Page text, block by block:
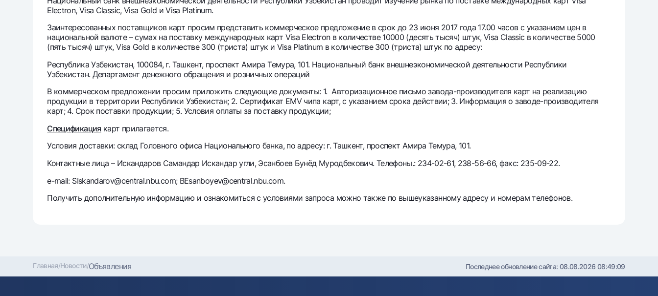
Денежные переводы Курсы валют
Эскроу-cчёт
Тарифы
Акции
Мобильное приложение Milliy
Часто задаваемые вопросы
Ищите по сайту
Найти
Полезные ссылки
Следите за нами в соцсетях
1344
Electron, Visa Classic, Visa Gold и Visa Platinum.
Заинтересованных поставщиков карт просим представить коммерческое предложение в срок до 23 июня 2017 года 17.00 часов с указанием цен в
национальной валюте – сумах на поставку международных карт Visa Electron в количестве 10000 (десять тысяч) штук, Visa Classic в количестве 5000
(пять тысяч) штук, Visa Gold в количестве 300 (триста) штук и Visa Platinum в количестве 300 (триста) штук по адресу:
Республика Узбекистан, 100084, г. Ташкент, проспект Амира Темура, 101. Национальный банк внешнеэкономической деятельности Республики
Узбекистан. Департамент денежного обращения и розничных операций
В коммерческом предложении просим приложить следующие документы: 1. Авторизационное письмо завода-производителя карт на реализацию
продукции в территории Республики Узбекистан; 2. Сертификат EMV чипа карт, с указанием срока действии; 3. Информация о заводе-производителя
карт; 4. Срок поставки продукции; 5. Условия оплаты за поставку продукции;
Спецификация карт прилагается.
Условия доставки: склад Головного офиса Национального банка, по адресу: г. Ташкент, проспект Амира Темура, 101.
Контактные лица – Искандаров Самандар Искандар угли, Эсанбоев Бунёд Муродбекович. Телефоны.: 234-02-61, 238-56-66, факс: 235-09-22.
e-mail: SIskandarov@central.nbu.com; BEsanboyev@central.nbu.com.
Получить дополнительную информацию и ознакомиться с условиями запроса можно также по вышеуказанному адресу и номерам телефонов.
Главная/Новости/Объявления Последнее обновление сайта: 08.08.2026 08:49:09